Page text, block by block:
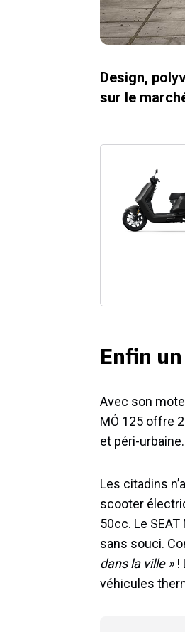
Design,
sur le
Enfin
Avec son
MÓ 125 offre
et péri-urbaine.
Les citadins
scooter
50cc. Le
sans souci.
dans la ville » !
véhicules